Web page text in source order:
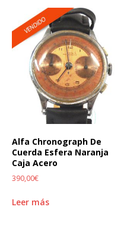
Alfa Chronograph De
Cuerda Esfera Naranja
Caja Acero
390,00€
Leer más